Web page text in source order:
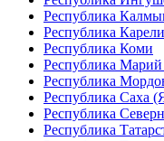
Республика
Республика
Республика Коми
Республика
Республика
Республика Саха
Республика
Республика